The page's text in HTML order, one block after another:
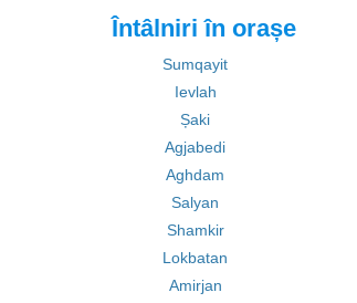
Întâlniri în orașe
Sumqayit
Ievlah
Șaki
Agjabedi
Aghdam
Salyan
Shamkir
Lokbatan
Amirjan